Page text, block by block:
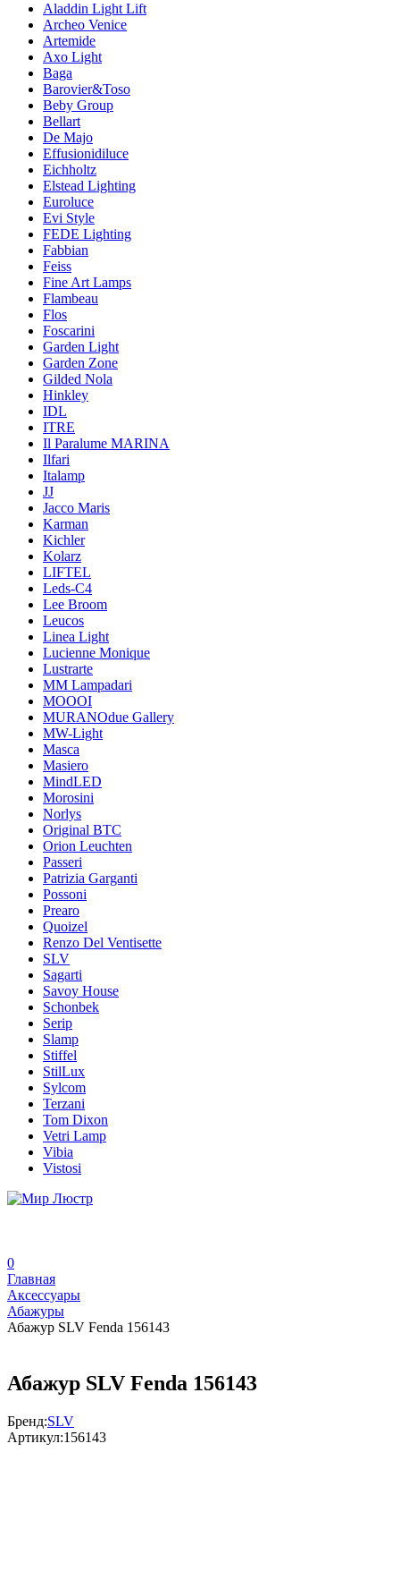
Aladdin Light Lift
Archeo Venice
Artemide
Axo Light
Baga
Barovier&Toso
Beby Group
Bellart
De Majo
Effusionidiluce
Eichholtz
Elstead Lighting
Euroluce
Evi Style
FEDE Lighting
Fabbian
Feiss
Fine Art Lamps
Flambeau
Flos
Foscarini
Garden Light
Garden Zone
Gilded Nola
Hinkley
IDL
ITRE
Il Paralume MARINA
Ilfari
Italamp
JJ
Jacco Maris
Karman
Kichler
Kolarz
LIFTEL
Leds-C4
Lee Broom
Leucos
Linea Light
Lucienne Monique
Lustrarte
MM Lampadari
MOOOI
MURANOdue Gallery
MW-Light
Masca
Masiero
MindLED
Morosini
Norlys
Original BTC
Orion Leuchten
Passeri
Patrizia Garganti
Possoni
Prearo
Quoizel
Renzo Del Ventisette
SLV
Sagarti
Savoy House
Schonbek
Serip
Slamp
Stiffel
StilLux
Sylcom
Terzani
Tom Dixon
Vetri Lamp
Vibia
Vistosi
0
Главная
Аксессуары
Абажуры
Абажур SLV Fenda 156143
Абажур SLV Fenda 156143
Бренд:SLV
Артикул:156143